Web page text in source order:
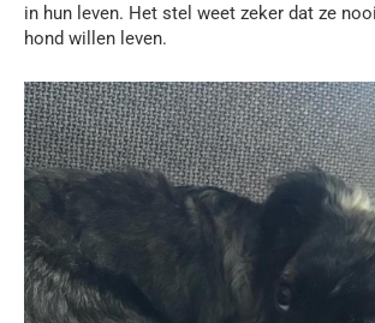
in hun leven. Het stel weet zeker dat ze
hond willen leven.